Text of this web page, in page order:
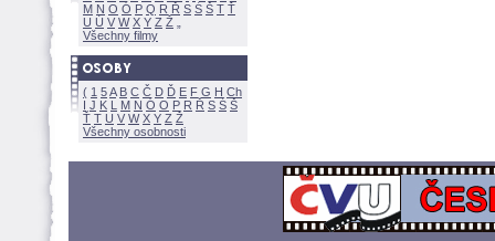
M N O Ó P Q R Ř S Ś T Ť
U Ú V W X Y Z
Všechny filmy
( 1 5A B C Č D Ď E F G H Ch
I J K L M N Ó O P R Ř S Ś
Ť T U V W X Y Z
Všechny osobnosti